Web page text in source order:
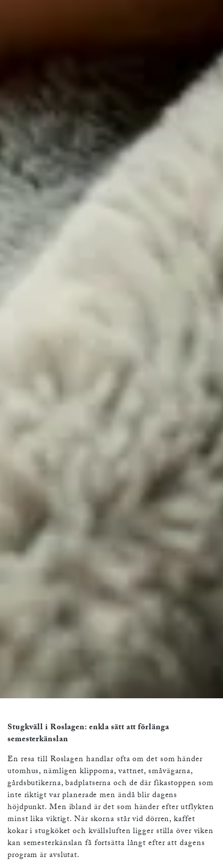
Stugkväll i Roslagen: enkla sätt att förlänga
semesterkänslan
En resa till Roslagen handlar ofta om det som händer
utomhus, nämligen klipporna, vattnet, småvägarna,
gårdsbutikerna, badplatserna och de där fikastoppen som
inte riktigt var planerade men ändå blir dagens
höjdpunkt. Men ibland är det som händer efter utflykten
minst lika viktigt. När skorna står vid dörren, kaffet
kokar i stugköket och kvällsluften ligger stilla över viken
kan semesterkänslan få fortsätta långt efter att dagens
program är avslutat.